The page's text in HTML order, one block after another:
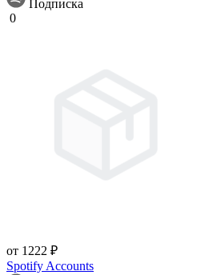
Подписка
0
от 1222 ₽
Spotify Accounts